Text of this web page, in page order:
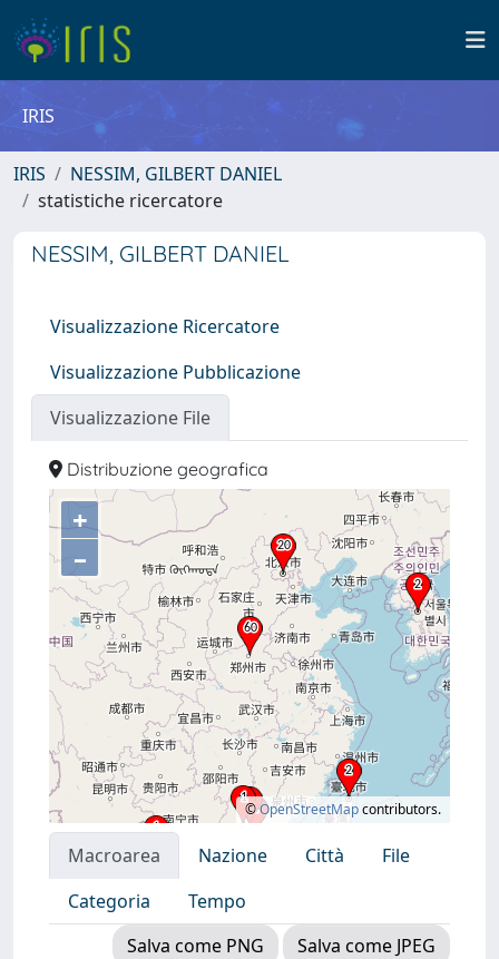
IRIS
IRIS
NESSIM, GILBERT DANIEL
statistiche ricercatore
NESSIM, GILBERT DANIEL
Visualizzazione Ricercatore
Visualizzazione Pubblicazione
Visualizzazione File
Distribuzione geografica
+
–
©OpenStreetMapcontributors.
Macroarea Nazione Città
File
Categoria
Tempo
Salva come PNG
Salva come JPEG